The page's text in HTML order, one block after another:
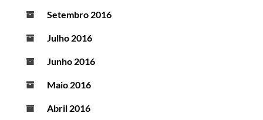
Setembro 2016
Julho 2016
Junho 2016
Maio 2016
Abril 2016